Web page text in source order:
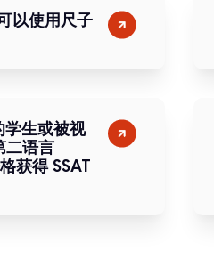
以使用尺子
学生或被视
二语言
获得 SSAT